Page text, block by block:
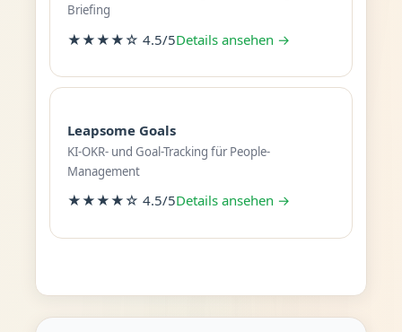
Briefing
★★★★☆ 4.5/5Details ansehen →
Leapsome Goals
KI-OKR- und Goal-Tracking für People-
Management
★★★★☆ 4.5/5Details ansehen →